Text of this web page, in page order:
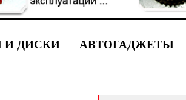
ДИСКИ АВТОГАДЖЕТЫ